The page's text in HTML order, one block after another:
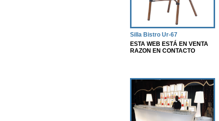
Silla Bistro Ur-67
ESTA WEB ESTÁ EN VENTA
RAZON EN CONTACTO